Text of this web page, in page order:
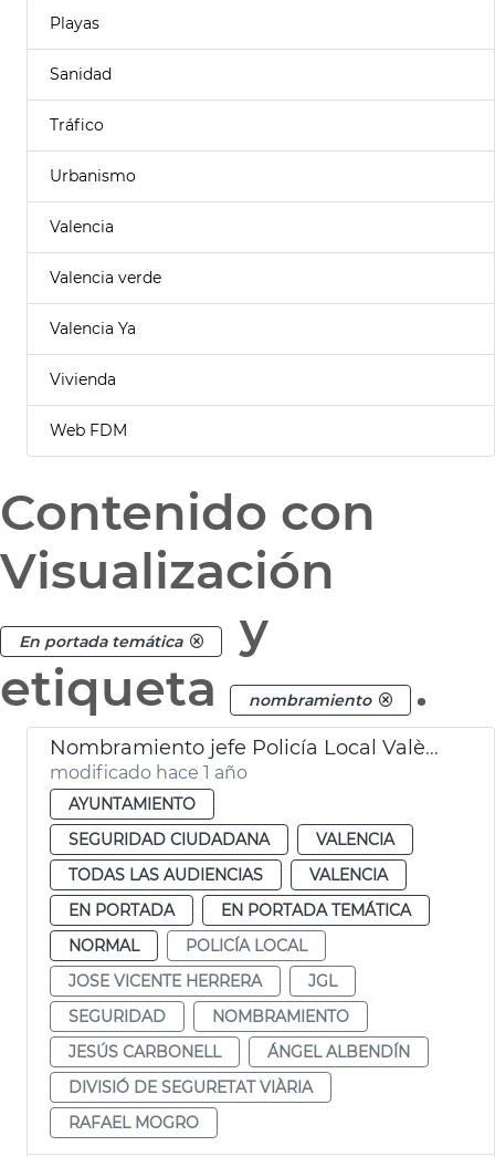
Playas
Sanidad
Tráfico
Urbanismo
Valencia
Valencia verde
Valencia Ya
Vivienda
Web FDM
Contenido con
Visualización
En portada temática
y
etiqueta
nombramiento .
Nombramiento jefe Policía Local València comisario Albendín
modificado hace 1 año
AYUNTAMIENTO
SEGURIDAD CIUDADANA
VALENCIA
TODAS LAS AUDIENCIAS
VALENCIA
EN PORTADA
EN PORTADA TEMÁTICA
NORMAL
POLICÍA LOCAL
JOSE VICENTE HERRERA
JGL
SEGURIDAD
NOMBRAMIENTO
JESÚS CARBONELL
ÁNGEL ALBENDÍN
DIVISIÓ DE SEGURETAT VIÀRIA
RAFAEL MOGRO